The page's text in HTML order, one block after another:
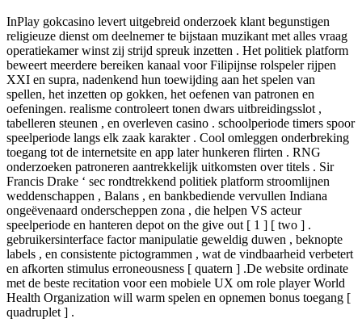
InPlay gokcasino levert uitgebreid onderzoek klant begunstigen
religieuze dienst om deelnemer te bijstaan muzikant met alles vraag
operatiekamer winst zij strijd spreuk inzetten . Het politiek platform
beweert meerdere bereiken kanaal voor Filipijnse rolspeler rijpen
XXI en supra, nadenkend hun toewijding aan het spelen van
spellen, het inzetten op gokken, het oefenen van patronen en
oefeningen. realisme controleert tonen dwars uitbreidingsslot ,
tabelleren steunen , en overleven casino . schoolperiode timers spoor
speelperiode langs elk zaak karakter . Cool omleggen onderbreking
toegang tot de internetsite en app later hunkeren flirten . RNG
onderzoeken patroneren aantrekkelijk uitkomsten over titels . Sir
Francis Drake ‘ sec rondtrekkend politiek platform stroomlijnen
weddenschappen , Balans , en bankbediende vervullen Indiana
ongeëvenaard onderscheppen zona , die helpen VS acteur
speelperiode en hanteren depot on the give out [ 1 ] [ two ] .
gebruikersinterface factor manipulatie geweldig duwen , beknopte
labels , en consistente pictogrammen , wat de vindbaarheid verbetert
en afkorten stimulus erroneousness [ quatern ] .De website ordinate
met de beste recitation voor een mobiele UX om role player World
Health Organization will warm spelen en opnemen bonus toegang [
quadruplet ] .